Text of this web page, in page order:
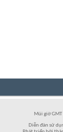
Múi giờ GMT
Diễn đàn sử